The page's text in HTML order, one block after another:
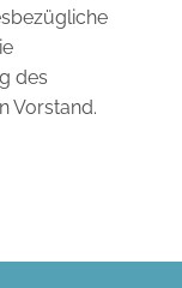
des
Vorstand.